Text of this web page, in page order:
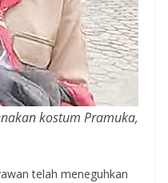
kostum Pramuka,
telah meneguhkan